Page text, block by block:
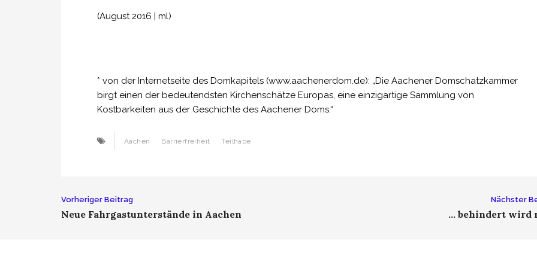
(August 2016 | ml)
* von der Internetseite des Domkapitels (www.aachenerdom.de): „Die Aachener Domschatzkammer
birgt einen der bedeutendsten Kirchenschätze Europas, eine einzigartige Sammlung von
Kostbarkeiten aus der Geschichte des Aachener Doms.“
Aachen Barrierfreiheit Teilhabe
Beitrags-
Navigation
Vorheriger Beitrag
Neue Fahrgastunterstände in Aachen
Nächster
… behindert wird